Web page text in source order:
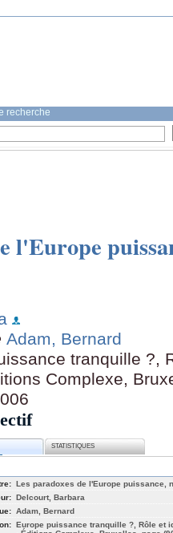
recherche
l'Europe
Adam, Bernard
tranquille ?,
Complexe,
STATISTIQUES
Les paradoxes de l'Europe puissance,
Delcourt, Barbara
Adam, Bernard
Europe puissance tranquille ?, Rôle et